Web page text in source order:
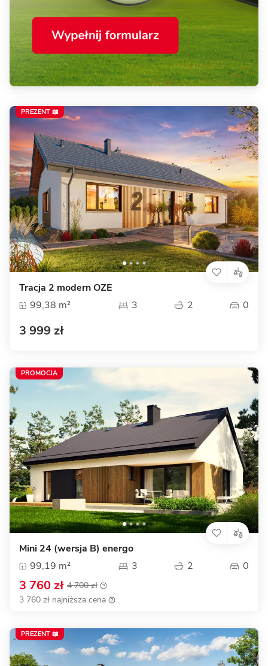
Tracja 2 modern OZE
99,38 m²
3 2 0
3 999 zł
PREZENT 📖
Mini 24 (wersja B) energo
99,19 m²
3 2 0
3 760 zł 4 700 zł
3 760 zł najniższa cena
PROMOCJA
PREZENT 📖